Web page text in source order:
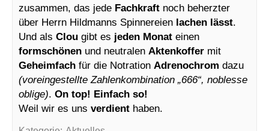
zusammen, das jede Fachkraft noch beherzter
über Herrn Hildmanns Spinnereien lachen lässt.
Und als Clou gibt es jeden Monat einen
formschönen und neutralen Aktenkoffer mit
Geheimfach für die Notration Adrenochrom dazu
(voreingestellte Zahlenkombination „666“, noblesse
oblige). On top! Einfach so!
Weil wir es uns verdient haben.